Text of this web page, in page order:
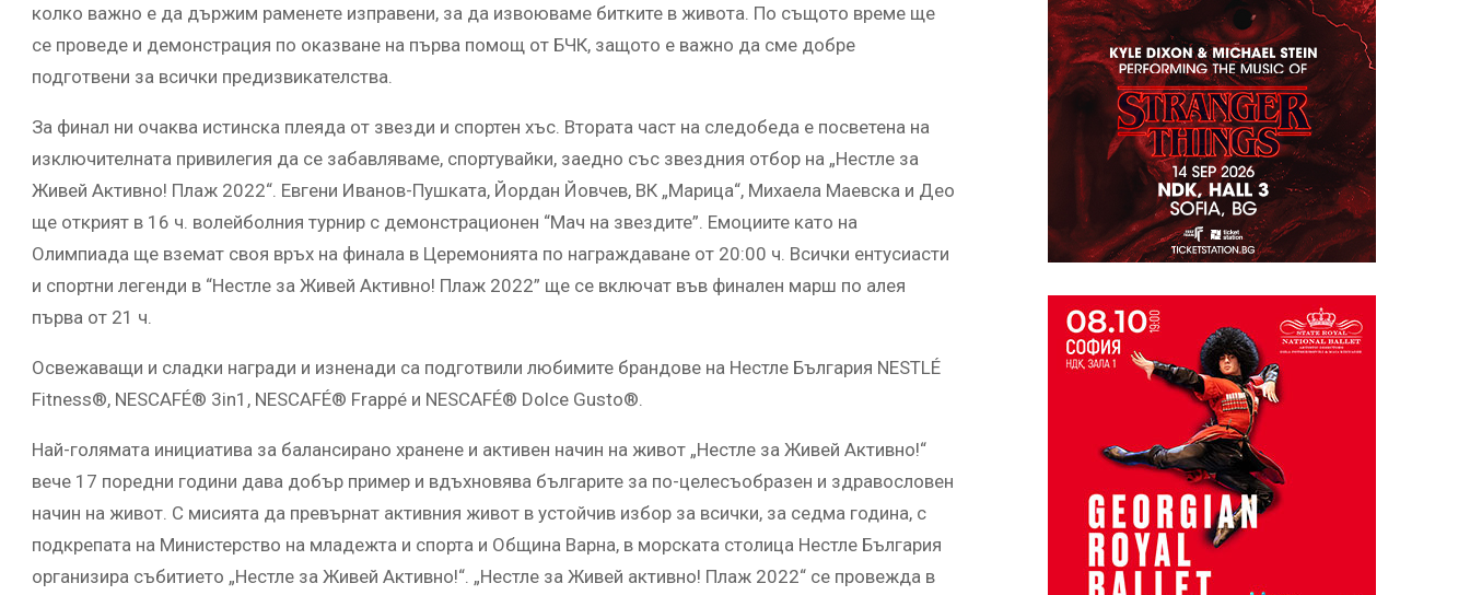
колко важно е да държим раменете изправени, за да извоюваме битките в живота. По същото време ще
се проведе и демонстрация по оказване на първа помощ от БЧК, защото е важно да сме добре
подготвени за всички предизвикателства.
За финал ни очаква истинска плеяда от звезди и спортен хъс. Втората част на следобеда е посветена на
изключителната привилегия да се забавляваме, спортувайки, заедно със звездния отбор на „Нестле за
Живей Активно! Плаж 2022“. Евгени Иванов-Пушката, Йордан Йовчев, ВК „Марица“, Михаела Маевска и Део
ще открият в 16 ч. волейболния турнир с демонстрационен “Мач на звездите”. Емоциите като на
Олимпиада ще вземат своя връх на финала в Церемонията по награждаване от 20:00 ч. Всички ентусиасти
и спортни легенди в “Нестле за Живей Активно! Плаж 2022” ще се включат във финален марш по алея
първа от 21 ч.
Освежаващи и сладки награди и изненади са подготвили любимите брандове на Нестле България NESTLÉ
Fitness®, NESCAFÉ® 3in1, NESCAFÉ® Frappé и NESCAFÉ® Dolce Gusto®.
Най-голямата инициатива за балансирано хранене и активен начин на живот „Нестле за Живей Активно!“
вече 17 поредни години дава добър пример и вдъхновява българите за по-целесъобразен и здравословен
начин на живот. С мисията да превърнат активния живот в устойчив избор за всички, за седма година, с
подкрепата на Министерство на младежта и спорта и Община Варна, в морската столица Нестле България
организира събитието „Нестле за Живей Активно!“. „Нестле за Живей активно! Плаж 2022“ се провежда в